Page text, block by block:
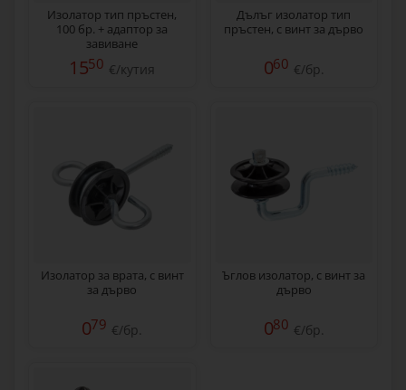
Изолатор тип пръстен,
100 бр. + адаптор за
завиване
1550 €/кутия
Дълъг изолатор тип
пръстен, с винт за дърво
060 €/бр.
Изолатор за врата, с винт
за дърво
079 €/бр.
Ъглов изолатор, с винт за
дърво
080 €/бр.